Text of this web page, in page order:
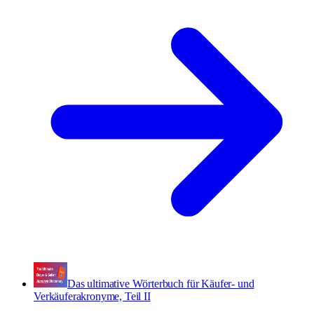
Das ultimative Wörterbuch für Käufer- und
Verkäuferakronyme, Teil II